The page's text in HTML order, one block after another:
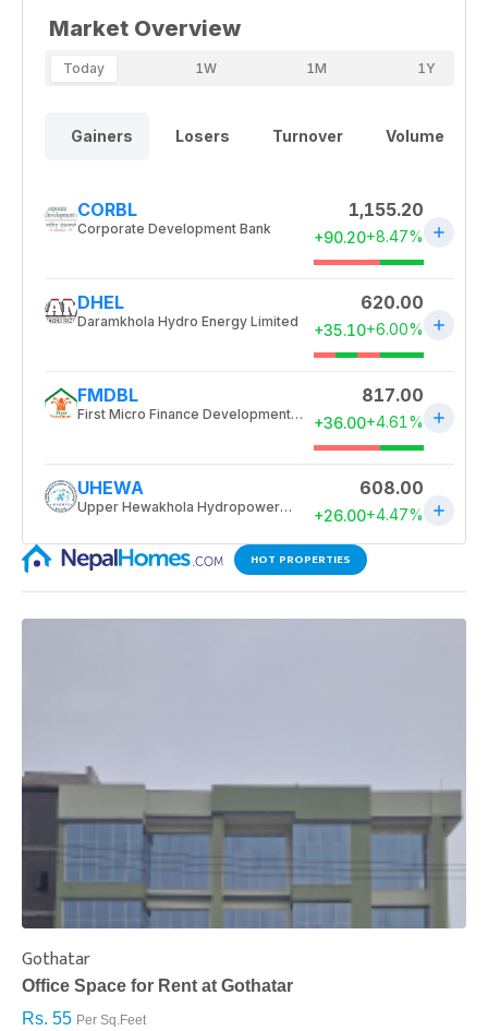
HOT PROPERTIES
Gothatar
Office Space for Rent at Gothatar
Rs. 55 Per Sq.Feet